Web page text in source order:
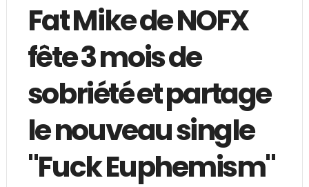
Fat Mike de NOFX
fête 3 mois de
sobriété et partage
le nouveau single
"Fuck Euphemism"